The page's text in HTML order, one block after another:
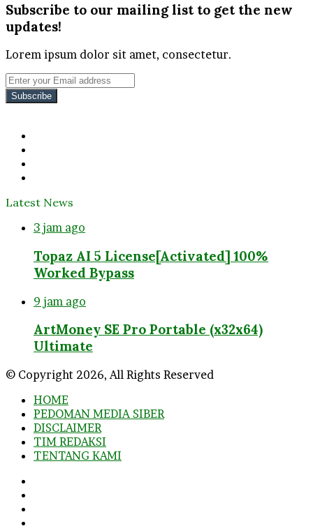
Subscribe to our mailing list to get the new
updates!
Lorem ipsum dolor sit amet, consectetur.
Enter
your
Email
Latest News
3 jam ago
Topaz AI 5 License[Activated] 100%
Worked Bypass
9 jam ago
ArtMoney SE Pro Portable (x32x64)
Ultimate
© Copyright 2026, All Rights Reserved
HOME
PEDOMAN MEDIA SIBER
DISCLAIMER
TIM REDAKSI
TENTANG KAMI